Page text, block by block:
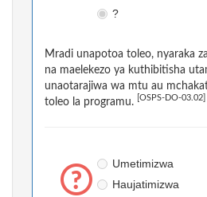
?
Mradi unapotoa toleo, nyaraka
na maelekezo ya kuthibitisha
unaotarajiwa wa mtu au
toleo la programu.
[OSPS-DO-03.02]
Umetimizwa
Haujatimizwa